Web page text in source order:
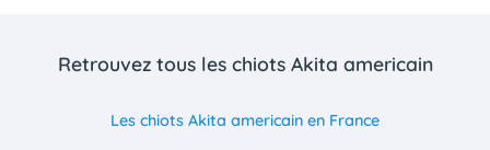
Retrouvez tous les chiots Akita americain
Les chiots Akita americain en France